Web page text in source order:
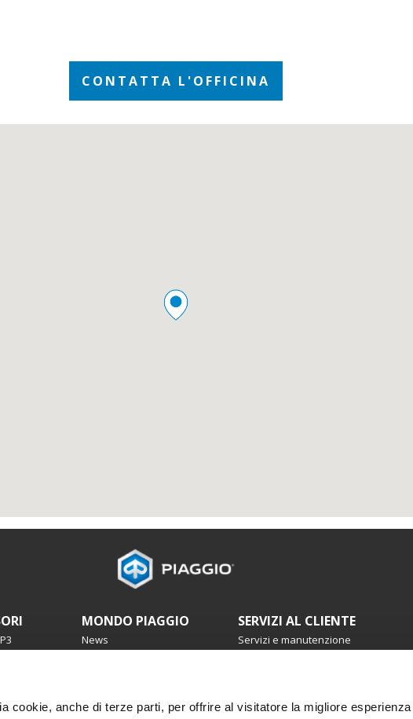
cookie, anche di terze parti, per offrire al visitatore la migliore esperienza
CONTATTA L'OFFICINA
MONDO PIAGGIO
News
Urban Stories
SERVIZI AL CLIENTE
Servizi e manutenzione
Ricambi originali
Premium warranty